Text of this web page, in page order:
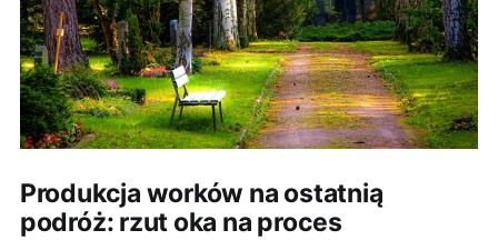
Produkcja worków na ostatnią
podróż: rzut oka na proces